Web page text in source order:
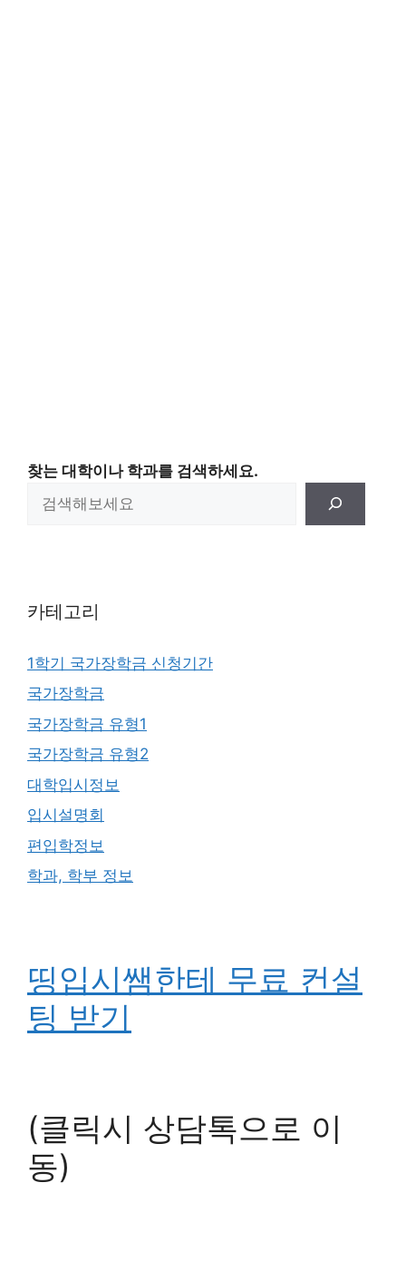
찾는 대학이나 학과를 검색하세요.
카테고리
1학기 국가장학금 신청기간
국가장학금
국가장학금 유형1
국가장학금 유형2
대학입시정보
입시설명회
편입학정보
학과, 학부 정보
띵입시쌤한테 무료 컨설
팅 받기
(클릭시 상담톡으로 이
동)